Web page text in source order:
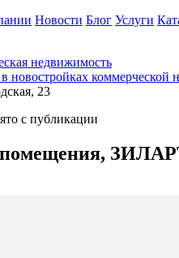
Новости Блог Услуги
недвижимость
новостройках коммерческой
23
с публикации